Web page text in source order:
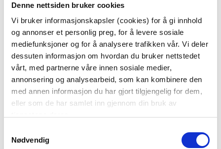
Denne nettsiden bruker cookies
Vi bruker informasjonskapsler (cookies) for å gi innhold
og annonser et personlig preg, for å levere sosiale
mediefunksjoner og for å analysere trafikken vår. Vi deler
dessuten informasjon om hvordan du bruker nettstedet
vårt, med partnerne våre innen sosiale medier,
annonsering og analysearbeid, som kan kombinere den
med annen informasjon du har gjort tilgjengelig for dem,
eller som de har samlet inn gjennom din bruk av
Nødvendig
GREN EUCALYPTUS
44,70
Før149,00
Vis mer
EUCALYPTUS PLANTE
249,00
KJØP